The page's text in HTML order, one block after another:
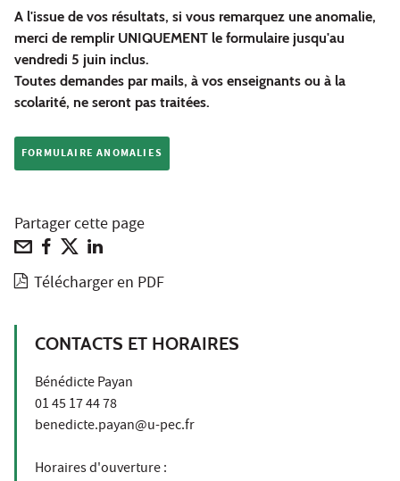
A l'issue de vos résultats, si vous remarquez une anomalie,
merci de remplir UNIQUEMENT le formulaire jusqu'au
vendredi 5 juin inclus.
Toutes demandes par mails, à vos enseignants ou à la
scolarité, ne seront pas traitées.
FORMULAIRE ANOMALIES
Partager cette page
Télécharger en PDF
CONTACTS ET HORAIRES
Bénédicte Payan
01 45 17 44 78
benedicte.payan@u-pec.fr
Horaires d'ouverture :